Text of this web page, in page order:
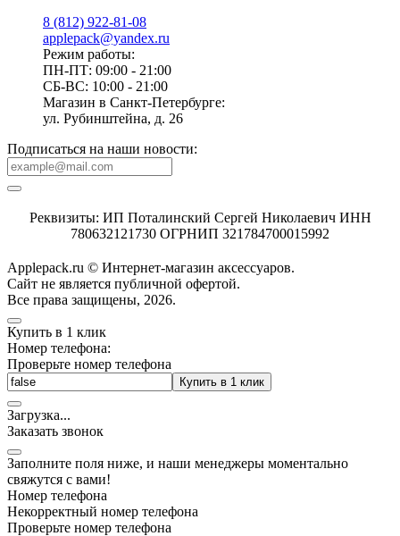
8 (812) 922-81-08
applepack@yandex.ru
Режим работы:
ПН-ПТ: 09:00 - 21:00
СБ-ВС: 10:00 - 21:00
Магазин в Санкт-Петербурге:
ул. Рубинштейна, д. 26
Подписаться на наши новости:
Реквизиты: ИП Поталинский Сергей Николаевич ИНН
780632121730 ОГРНИП 321784700015992
Applepack.ru © Интернет-магазин аксессуаров.
Cайт не является публичной офертой.
Все права защищены, 2026.
Купить в 1 клик
Номер телефона:
Проверьте номер телефона
Купить в 1 клик
Загрузка...
Заказать звонок
Заполните поля ниже, и наши менеджеры моментально
свяжутся с вами!
Номер телефона
Некорректный номер телефона
Проверьте номер телефона